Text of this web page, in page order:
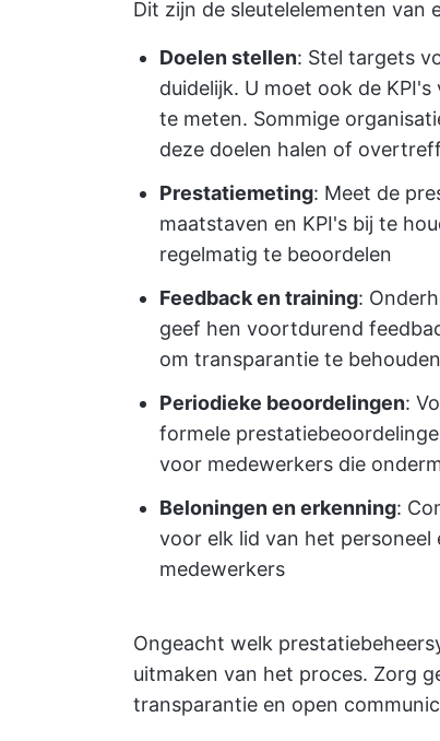
Dit zijn de sleutelelementen van
Doelen stellen: Stel targets
duidelijk. U moet ook de
te meten. Sommige
deze doelen halen of
Prestatiemeting: Meet de
maatstaven en KPI's bij te
regelmatig te beoordelen
Feedback en training:
geef hen voortdurend
om transparantie te
Periodieke beoordelingen:
formele
voor medewerkers die
Beloningen en erkenning:
voor elk lid van het
medewerkers
Ongeacht welk
uitmaken van het proces. Zorg
transparantie en open